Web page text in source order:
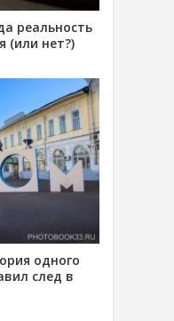
реальность
(или нет?)
одного
след в